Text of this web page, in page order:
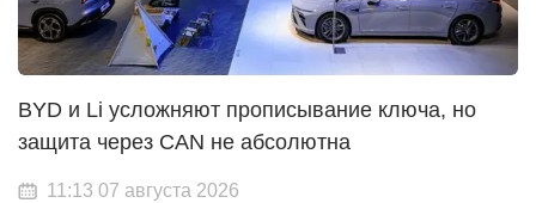
BYD и Li усложняют прописывание ключа, но
защита через CAN не абсолютна
11:13 07 августа 2026